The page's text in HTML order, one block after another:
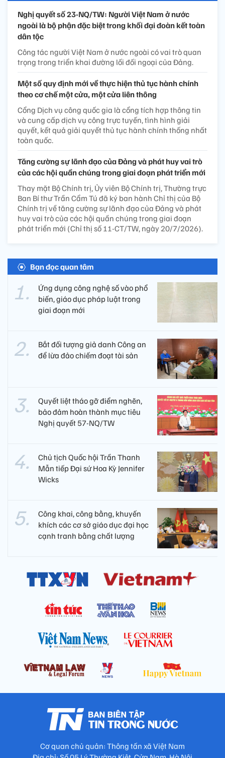
Nghị quyết số 23-NQ/TW: Người Việt Nam ở nước
ngoài là bộ phận đặc biệt trong khối đại đoàn kết toàn
dân tộc
Công tác người Việt Nam ở nước ngoài có vai trò quan
trọng trong triển khai đường lối đối ngoại của Đảng.
Một số quy định mới về thực hiện thủ tục hành chính
theo cơ chế một cửa, một cửa liên thông
Cổng Dịch vụ công quốc gia là cổng tích hợp thông tin
và cung cấp dịch vụ công trực tuyến, tình hình giải
quyết, kết quả giải quyết thủ tục hành chính thống nhất
toàn quốc.
Tăng cường sự lãnh đạo của Đảng và phát huy vai trò
của các hội quần chúng trong giai đoạn phát triển mới
Thay mặt Bộ Chính trị, Ủy viên Bộ Chính trị, Thường trực
Ban Bí thư Trần Cẩm Tú đã ký ban hành Chỉ thị của Bộ
Chính trị về tăng cường sự lãnh đạo của Đảng và phát
huy vai trò của các hội quần chúng trong giai đoạn
phát triển mới (Chỉ thị số 11-CT/TW, ngày 20/7/2026).
Bạn đọc quan tâm
Ứng dụng công nghệ số vào phổ
biến, giáo dục pháp luật trong
giai đoạn mới
Bắt đối tượng giả danh Công an
để lừa đảo chiếm đoạt tài sản
Quyết liệt tháo gỡ điểm nghẽn,
bảo đảm hoàn thành mục tiêu
Nghị quyết 57-NQ/TW
Chủ tịch Quốc hội Trần Thanh
Mẫn tiếp Đại sứ Hoa Kỳ Jennifer
Wicks
Công khai, công bằng, khuyến
khích các cơ sở giáo dục đại học
cạnh tranh bằng chất lượng​